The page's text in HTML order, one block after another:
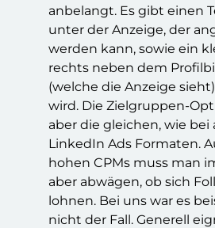
anbelangt. Es gibt einen
unter der Anzeige, der
werden kann, sowie ein
rechts neben dem
(welche die Anzeige
wird. Die Zielgruppen-
aber die gleichen, wie bei
LinkedIn Ads Formaten.
hohen CPMs muss man
aber abwägen, ob sich
lohnen. Bei uns war es
nicht der Fall. Generell